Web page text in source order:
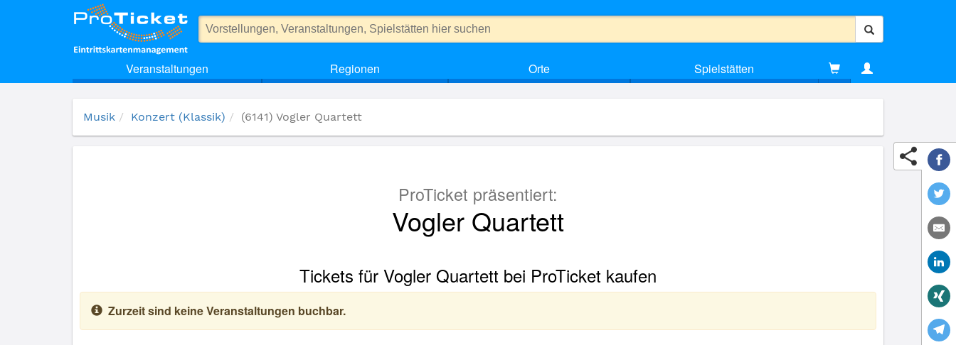
Veranstaltungen Regionen Orte Spielstätten
(6141) Vogler Quartett
Musik Konzert (Klassik) (6141) Vogler Quartett
ProTicket präsentiert:
Vogler Quartett
Tickets für Vogler Quartett bei ProTicket kaufen
Zurzeit sind keine Veranstaltungen buchbar.